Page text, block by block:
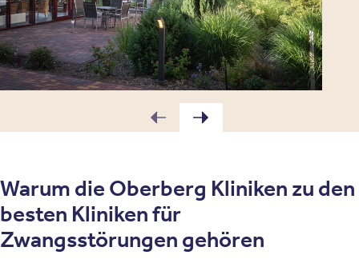
Warum die Oberberg Kliniken zu den
besten Kliniken für
Zwangsstörungen gehören